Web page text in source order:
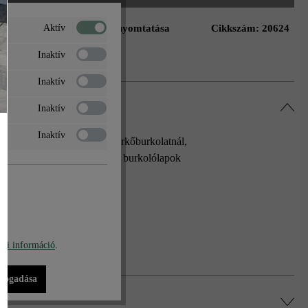
a kívánságlistáhozOldal nyomtatása Cikkszám: 20624
vagy olyan térkőburkolatnál,
a Cadea és a Limes burkolólapok
élvédőt.
Aktív
Inaktív
Inaktív
Inaktív
Inaktív
információ